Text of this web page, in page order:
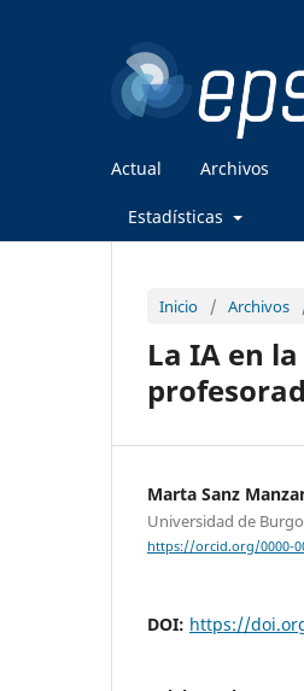
Actual Archivos
Estadísticas
Inicio / Archivos
La IA en
Marta Sanz
Universidad de
https://orcid.org/0000-
DOI: https://